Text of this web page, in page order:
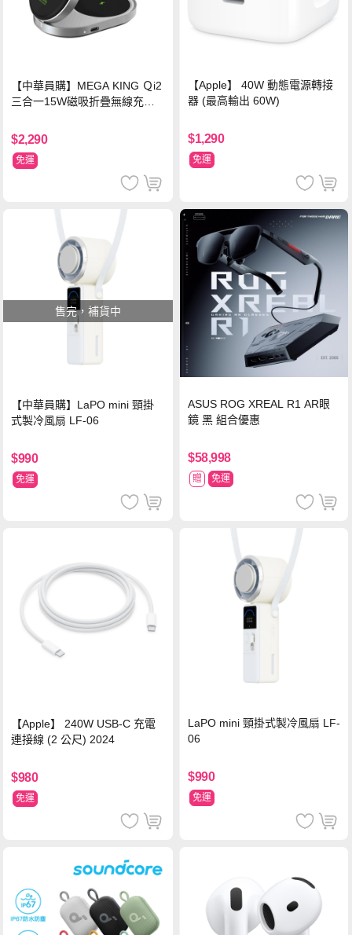
【中華員購】MEGA KING Ｑi2
三合一15W磁吸折疊無線充電
$2,290
免運
【Apple】 40W 動態電源轉接
器 (最高輸出 60W)
$1,290
免運
售完，補貨中
【中華員購】LaPO mini 頸掛
式製冷風扇 LF-06
$990
免運
ASUS ROG XREAL R1 AR眼
鏡 黑 組合優惠
$58,998
贈 免運
【Apple】 240W USB-C 充電
連接線 (2 公尺) 2024
$980
免運
LaPO mini 頸掛式製冷風扇 LF-
06
$990
免運